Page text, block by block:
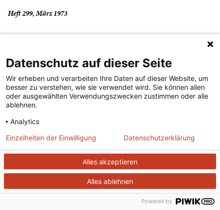
Heft 299, März 1973
deutschsprachigen Raum.
DER MERKUR
Was ist der Merkur?
ABONNEMENT
Alle Abos im Überblick
SERVICE
Impressum
Datenschutz
Datenschutz auf dieser Seite
Wir erheben und verarbeiten Ihre Daten auf dieser Website, um
besser zu verstehen, wie sie verwendet wird. Sie können allen
oder ausgewählten Verwendungszwecken zustimmen oder alle
ablehnen.
Analytics
Alles akzeptieren
Alles ablehnen
Einzelheiten der Einwilligung Datenschutzerklärung
Powered by